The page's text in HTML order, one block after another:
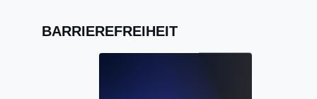
BARRIEREFREIHEIT